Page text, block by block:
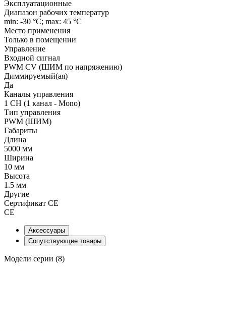
Эксплуатационные
Диапазон рабочих температур
min: -30 °C; max: 45 °C
Место применения
Только в помещении
Управление
Входной сигнал
PWM СV (ШИМ по напряжению)
Диммируемый(ая)
Да
Каналы управления
1 CH (1 канал - Mono)
Тип управления
PWM (ШИМ)
Габариты
Длина
5000 мм
Ширина
10 мм
Высота
1.5 мм
Другие
Сертификат CE
CE
Аксессуары
Сопутствующие товары
Модели серии (8)